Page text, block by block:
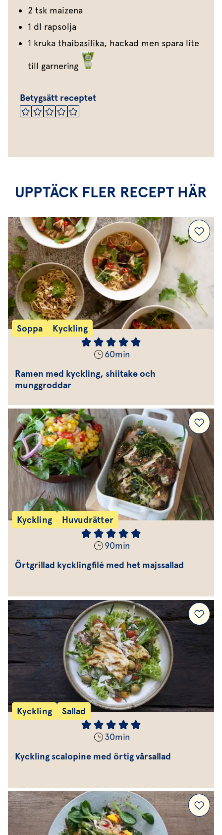
2 tsk maizena
1 dl rapsolja
1 kruka thaibasilika, hackad men spara lite
till garnering
Betygsätt receptet
UPPTÄCK FLER RECEPT HÄR
Soppa Kyckling
60min
Ramen med kyckling, shiitake och
munggroddar
Kyckling Huvudrätter
90min
Örtgrillad kycklingfilé med het majssallad
Kyckling Sallad
30min
Kyckling scalopine med örtig vårsallad